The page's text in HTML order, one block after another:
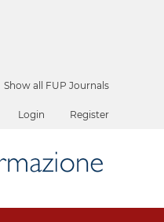
Show all FUP Journals
Login Register